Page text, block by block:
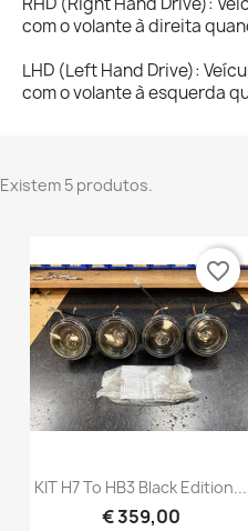
com o volante à direita
LHD (Left Hand Drive):
com o volante à esquerda
Existem 5 produtos.
 Vista rápida
KIT H7 To HB3 Black Edition...
€ 359,00
favorite_border